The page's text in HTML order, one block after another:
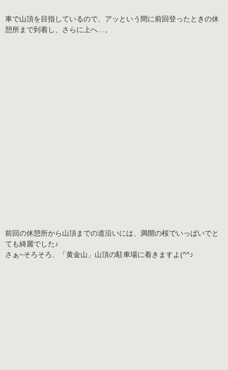
車で山頂を目指しているので、アッという間に前回登ったときの休
憩所まで到着し、さらに上へ…。
前回の休憩所から山頂までの道沿いには、満開の桜でいっぱいでと
ても綺麗でした♪
さぁ~そろそろ、「黄金山」山頂の駐車場に着きますよ(^^♪